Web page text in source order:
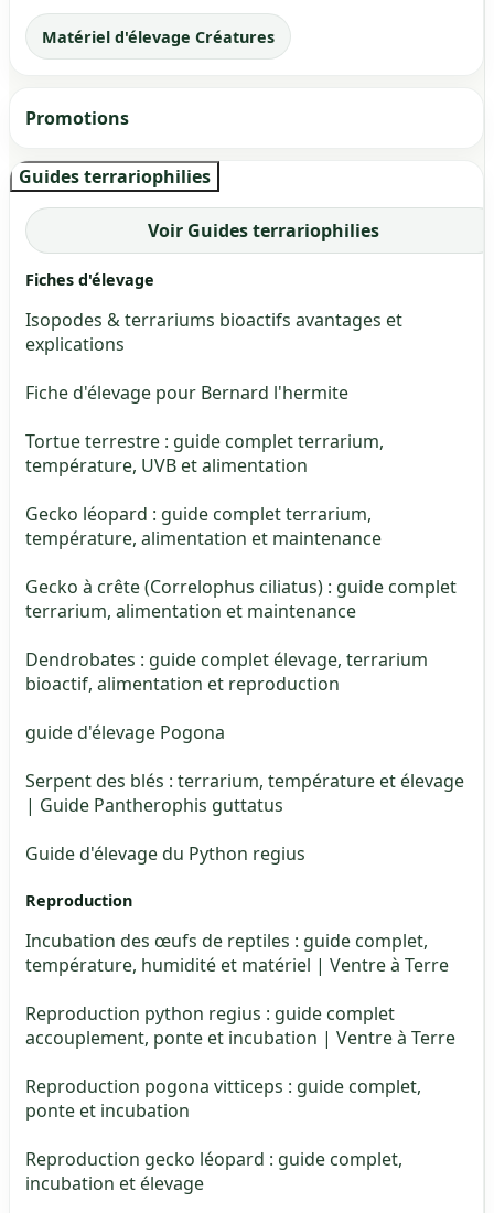
Matériel d'élevage Créatures
Promotions
Guides terrariophilies
Voir Guides terrariophilies
Fiches d'élevage
Isopodes & terrariums bioactifs avantages et
explications
Fiche d'élevage pour Bernard l'hermite
Tortue terrestre : guide complet terrarium,
température, UVB et alimentation
Gecko léopard : guide complet terrarium,
température, alimentation et maintenance
Gecko à crête (Correlophus ciliatus) : guide complet
terrarium, alimentation et maintenance
Dendrobates : guide complet élevage, terrarium
bioactif, alimentation et reproduction
guide d'élevage Pogona
Serpent des blés : terrarium, température et élevage
| Guide Pantherophis guttatus
Guide d'élevage du Python regius
Reproduction
Incubation des œufs de reptiles : guide complet,
température, humidité et matériel | Ventre à Terre
Reproduction python regius : guide complet
accouplement, ponte et incubation | Ventre à Terre
Reproduction pogona vitticeps : guide complet,
ponte et incubation
Reproduction gecko léopard : guide complet,
incubation et élevage